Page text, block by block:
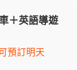
＋英語導遊
預訂明天